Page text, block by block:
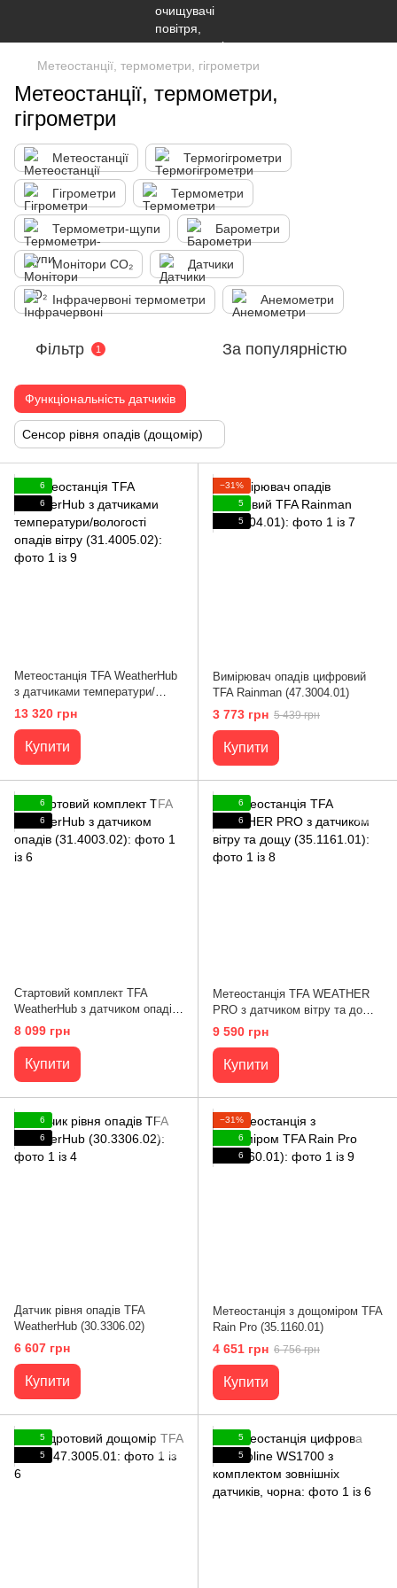
Метеостанції, термометри, гігрометри
Метеостанції, термометри,
гігрометри
Метеостанції Термогігрометри
Гігрометри Термометри
Термометри-щупи Барометри
Монітори CO₂ Датчики
Інфрачервоні термометри Анемометри
Фільтр 1 За популярністю
Функціональність датчиків
Сенсор рівня опадів (дощомір)
6
6
Метеостанція TFA WeatherHub
з датчиками температури/
вологості опадів вітру
(31.4005.02)
13 320 грн
Купити
−31%
5
5
Вимірювач опадів цифровий
TFA Rainman (47.3004.01)
3 773 грн 5 439 грн
Купити
6
6
Стартовий комплект TFA
WeatherHub з датчиком опадів
(31.4003.02)
8 099 грн
Купити
6
6
Метеостанція TFA WEATHER
PRO з датчиком вітру та дощу
(35.1161.01)
9 590 грн
Купити
6
6
Датчик рівня опадів TFA
WeatherHub (30.3306.02)
6 607 грн
Купити
−31%
6
6
Метеостанція з дощоміром TFA
Rain Pro (35.1160.01)
4 651 грн 6 756 грн
Купити
5
5
5
5